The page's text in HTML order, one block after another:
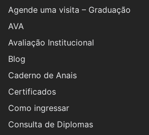
Agende uma visita – Graduação
AVA
Avaliação Institucional
Blog
Caderno de Anais
Certificados
Como ingressar
Consulta de Diplomas